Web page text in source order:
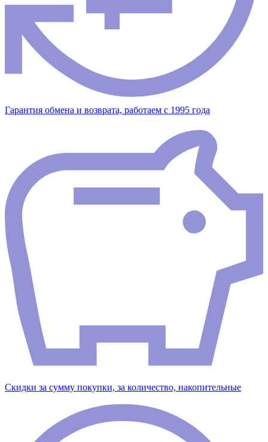
Гарантия обмена и возврата, работаем с 1995 года
Скидки за сумму покупки, за количество, накопительные